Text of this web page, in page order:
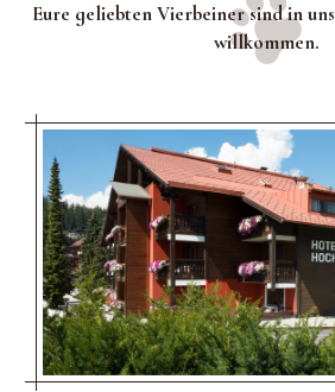
Eure geliebten Vierbeiner sind in
willkommen.